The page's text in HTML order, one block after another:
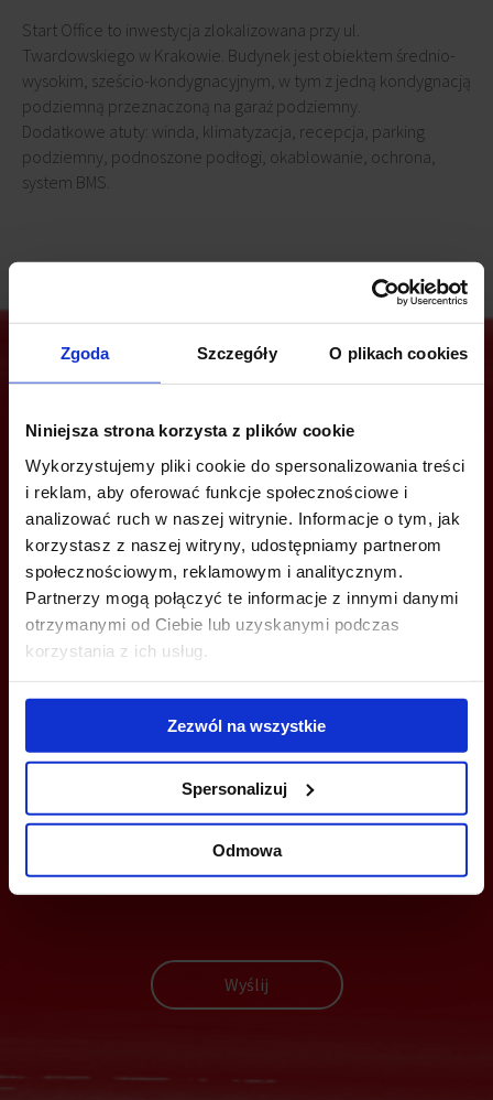
Zgoda Szczegóły O plikach cookies
Niniejsza strona korzysta z plików cookie
Wykorzystujemy pliki cookie do spersonalizowania treści
i reklam, aby oferować funkcje społecznościowe i
analizować ruch w naszej witrynie. Informacje o tym, jak
korzystasz z naszej witryny, udostępniamy partnerom
społecznościowym, reklamowym i analitycznym.
Partnerzy mogą połączyć te informacje z innymi danymi
otrzymanymi od Ciebie lub uzyskanymi podczas
korzystania z ich usług.
Zezwól na wszystkie
Spersonalizuj
Odmowa
Start Office to inwestycja zlokalizowana przy ul.
Twardowskiego w Krakowie. Budynek jest obiektem średnio-
wysokim, sześcio-kondygnacyjnym, w tym z jedną kondygnacją
podziemną przeznaczoną na garaż podziemny.
Dodatkowe atuty: winda, klimatyzacja, recepcja, parking
podziemny, podnoszone podłogi, okablowanie, ochrona,
system BMS.
Jesteś zainteresowany tą ofertą?
ZADZWOŃ I DOWIEDZ SIĘ WIĘCEJ
+48 12 294 94 30
krakow@bazabiur.pl
MOŻESZ TEŻ ZOSTAWIĆ SWÓJ NUMER, A MY SKONTAKTUJEMY SIĘ
Wyślij